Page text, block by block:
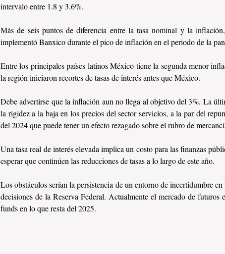
intervalo entre 1.8 y 3.6%.
Más de seis puntos de diferencia entre la tasa nominal y la
implementó Banxico durante el pico de inflación en el periodo de la
Entre los principales países latinos México tiene la segunda menor
la región iniciaron recortes de tasas de interés antes que México.
Debe advertirse que la inflación aun no llega al objetivo del 3%. La
la rigidez a la baja en los precios del sector servicios, a la par del
del 2024 que puede tener un efecto rezagado sobre el rubro de
Una tasa real de interés elevada implica un costo para las finanzas
esperar que continúen las reducciones de tasas a lo largo de este año.
Los obstáculos serían la persistencia de un entorno de incertidumbre
decisiones de la Reserva Federal. Actualmente el mercado de futuros
funds en lo que resta del 2025.